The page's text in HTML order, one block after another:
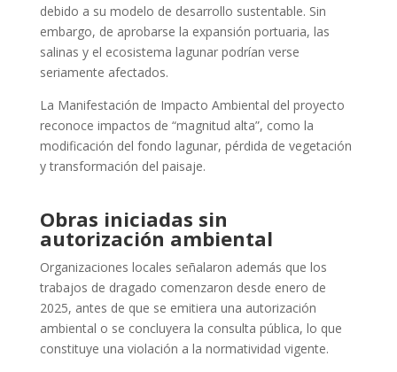
debido a su modelo de desarrollo sustentable. Sin
embargo, de aprobarse la expansión portuaria, las
salinas y el ecosistema lagunar podrían verse
seriamente afectados.
La Manifestación de Impacto Ambiental del proyecto
reconoce impactos de “magnitud alta”, como la
modificación del fondo lagunar, pérdida de vegetación
y transformación del paisaje.
Obras iniciadas sin
autorización ambiental
Organizaciones locales señalaron además que los
trabajos de dragado comenzaron desde enero de
2025, antes de que se emitiera una autorización
ambiental o se concluyera la consulta pública, lo que
constituye una violación a la normatividad vigente.